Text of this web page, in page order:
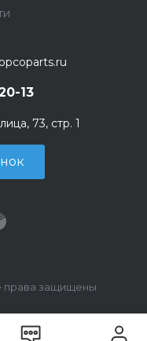
13
73, стр. 1
права защищены